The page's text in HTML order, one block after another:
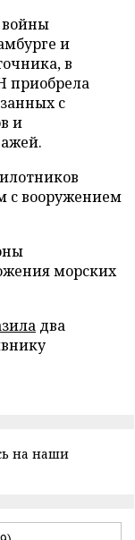
войны
и
в
приобрела
с
и
с вооружением
морских
два
на наши